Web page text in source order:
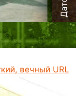
вечный URL